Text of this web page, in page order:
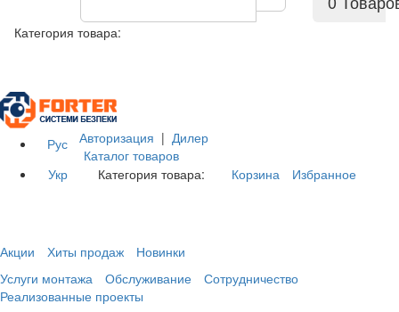
Категория товара:
Рус
Укр
Авторизация | Дилер
Каталог товаров
Категория товара:
Корзина Избранное
Акции Хиты продаж
Новинки
Услуги монтажа
Обслуживание
Сотрудничество
Реализованные проекты